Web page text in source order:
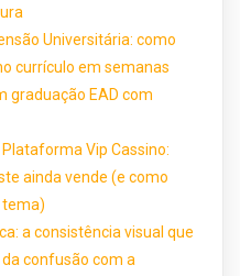
Universitária: como
currículo em semanas
graduação EAD com
Vip Cassino:
ainda vende (e como
tema)
a consistência visual que
confusão com a